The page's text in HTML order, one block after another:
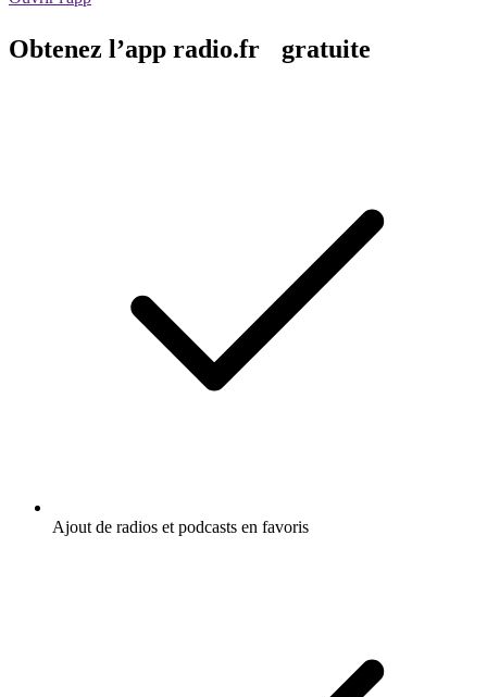
Obtenez l’app radio.fr gratuite
Ajout de radios et podcasts en favoris